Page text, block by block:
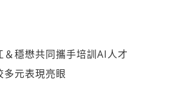
＆穩懋共同攜手培訓AI人才
多元表現亮眼